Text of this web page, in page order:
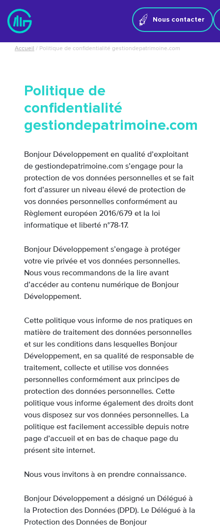
Nous contacter
Accueil / Politique de confidentialité gestiondepatrimoine.com
Politique de
confidentialité
gestiondepatrimoine.com
Bonjour Développement en qualité d’exploitant
de gestiondepatrimoine.com s’engage pour la
protection de vos données personnelles et se fait
fort d’assurer un niveau élevé de protection de
vos données personnelles conformément au
Règlement européen 2016/679 et la loi
informatique et liberté n°78-17.
Bonjour Développement s’engage à protéger
votre vie privée et vos données personnelles.
Nous vous recommandons de la lire avant
d’accéder au contenu numérique de Bonjour
Développement.
Cette politique vous informe de nos pratiques en
matière de traitement des données personnelles
et sur les conditions dans lesquelles Bonjour
Développement, en sa qualité de responsable de
traitement, collecte et utilise vos données
personnelles conformément aux principes de
protection des données personnelles. Cette
politique vous informe également des droits dont
vous disposez sur vos données personnelles. La
politique est facilement accessible depuis notre
page d’accueil et en bas de chaque page du
présent site internet.
Nous vous invitons à en prendre connaissance.
Bonjour Développement a désigné un Délégué à
la Protection des Données (DPD). Le Délégué à la
Protection des Données de Bonjour